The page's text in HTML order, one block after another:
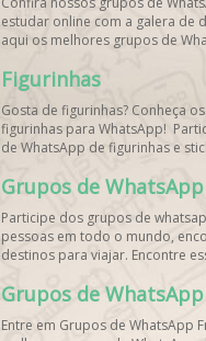
estudar online com a galera de
aqui os melhores grupos de
Figurinhas
Gosta de figurinhas? Conheça
figurinhas para WhatsApp!
de WhatsApp de figurinhas e
perfil!
Grupos de
Participe dos grupos de
pessoas em todo o mundo,
destinos para viajar. Encontre
Grupos de
Entre em Grupos de WhatsApp